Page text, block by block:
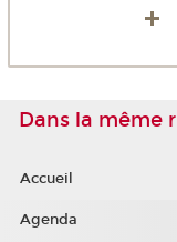
Dans la même
Accueil
Agenda